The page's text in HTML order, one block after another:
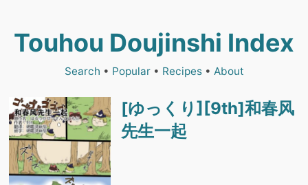
Touhou Doujinshi Index
Search • Popular• Recipes• About
[ゆっくり][9th]和春风
先生一起